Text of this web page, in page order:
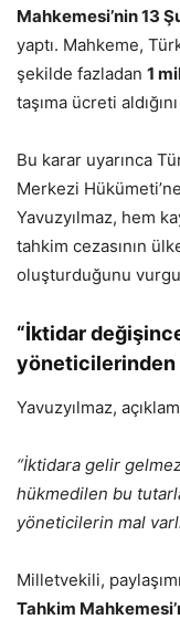
Mahkemesi’nin 13
yaptı. Mahkeme,
şekilde fazladan 1
taşıma ücreti
Bu karar uyarınca
Merkezi
Yavuzyılmaz, hem
tahkim cezasının
oluşturduğunu
“İktidar
yöneticilerinden
Yavuzyılmaz,
“İktidara gelir
hükmedilen bu
yöneticilerin mal
Milletvekili,
Tahkim